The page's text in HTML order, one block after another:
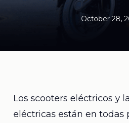
October 28,
Los scooters eléctricos y
eléctricas están en todas